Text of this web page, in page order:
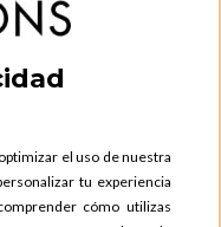
041
041
el uso de nuestra
tu experiencia
cómo utilizas